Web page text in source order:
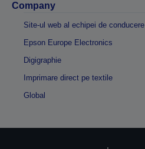
Company
Site-ul web al echipei de conducere
Epson Europe Electronics
Digigraphie
Imprimare direct pe textile
Global